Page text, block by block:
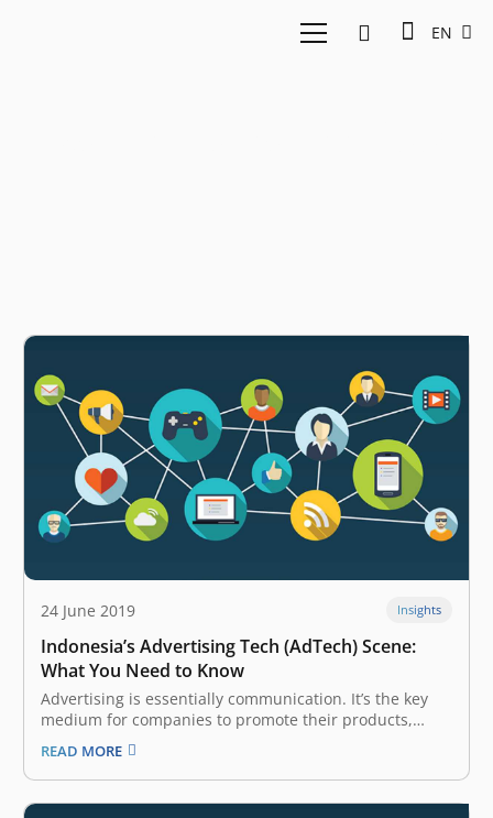
EN
24 June 2019 Insights
Indonesia’s Advertising Tech (AdTech) Scene:
What You Need to Know
Advertising is essentially communication. It’s the key
medium for companies to promote their products,
services, and ideas, as well as an alternative channel
for these brands to interact and engage with their
consumers. In the past, companies were limited by
their choice of medium to…
READ MORE